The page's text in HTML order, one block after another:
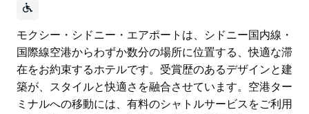
モクシー・シドニー・エアポートは、シドニー国内線・
国際線空港からわずか数分の場所に位置する、快適な滞
在をお約束するホテルです。受賞歴のあるデザインと建
築が、スタイルと快適さを融合させています。空港ター
ミナルへの移動には、有料のシャトルサービスをご利用